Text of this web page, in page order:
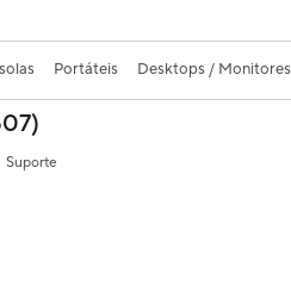
Portáteis Desktops / Monitores
Suporte